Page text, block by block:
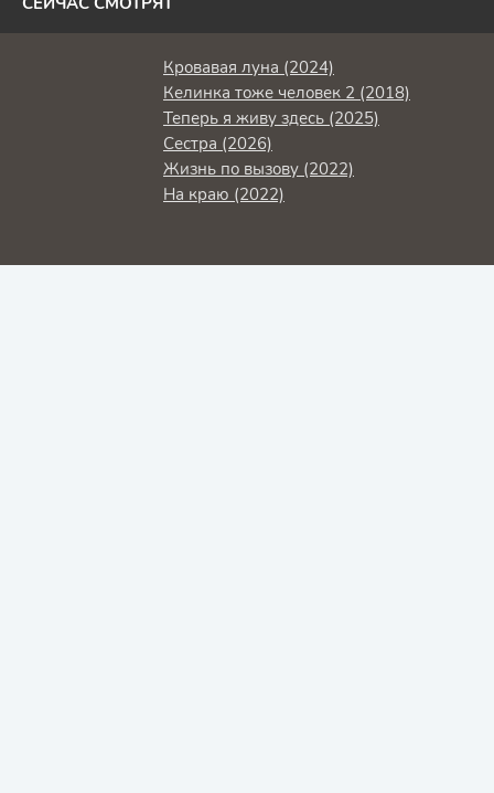
Кровавая луна (2024)
Келинка тоже человек 2 (2018)
Теперь я живу здесь (2025)
Сестра (2026)
Жизнь по вызову (2022)
На краю (2022)